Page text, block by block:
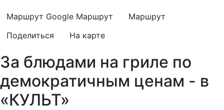
Маршрут Google Маршрут
Маршрут
Поделиться
На карте
За блюдами на гриле по
демократичным ценам - в
«КУЛЬТ»